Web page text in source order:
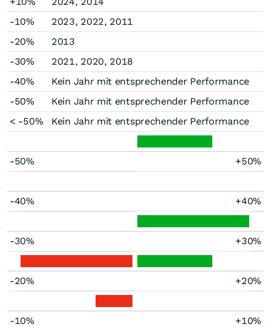
-10%
2023, 2022, 2011
-20%
2013
-30%
2021, 2020, 2018
-40%
Kein Jahr mit entsprechender Performance
-50%
Kein Jahr mit entsprechender Performance
< -50%
Kein Jahr mit entsprechender Performance
-50% +50%
-40% +40%
-30% +30%
-20% +20%
-10% +10%